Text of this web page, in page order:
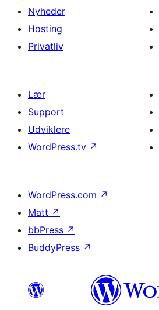
Nyheder
Hosting
Privatliv
Lær
Support
Udviklere
WordPress.tv ↗
WordPress.com ↗
Matt ↗
bbPress ↗
BuddyPress ↗